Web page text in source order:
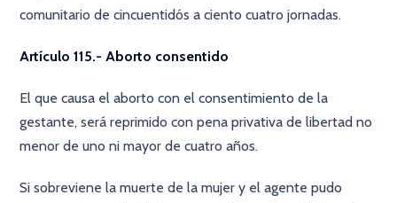
comunitario de cincuentidós a ciento cuatro jornadas.
Artículo 115.- Aborto consentido
El que causa el aborto con el consentimiento de la
gestante, será reprimido con pena privativa de libertad no
menor de uno ni mayor de cuatro años.
Si sobreviene la muerte de la mujer y el agente pudo